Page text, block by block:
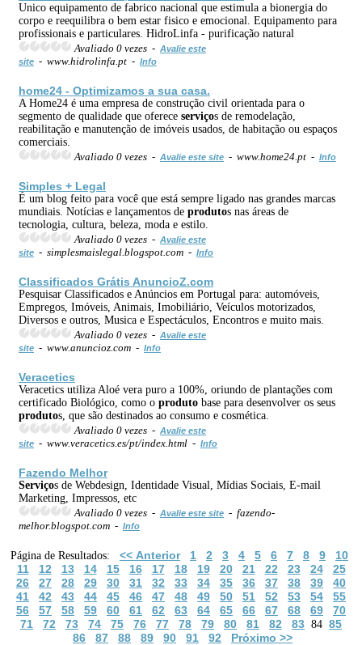
Unico equipamento de fabrico nacional que estimula a bionergia do
corpo e reequilibra o bem estar fisico e emocional. Equipamento para
profissionais e particulares. HidroLinfa - purificação natural
Avaliado 0 vezes - Avalie este
site - www.hidrolinfa.pt - Info
home24 - Optimizamos a sua casa.
A Home24 é uma empresa de construção civil orientada para o
segmento de qualidade que oferece serviços de remodelação,
reabilitação e manutenção de imóveis usados, de habitação ou espaços
comerciais.
Avaliado 0 vezes - Avalie este site - www.home24.pt - Info
Simples + Legal
É um blog feito para você que está sempre ligado nas grandes marcas
mundiais. Notícias e lançamentos de produtos nas áreas de
tecnologia, cultura, beleza, moda e estilo.
Avaliado 0 vezes - Avalie este
site - simplesmaislegal.blogspot.com - Info
Classificados Grátis AnuncioZ.com
Pesquisar Classificados e Anúncios em Portugal para: automóveis,
Empregos, Imóveis, Animais, Imobiliário, Veículos motorizados,
Diversos e outros, Musica e Espectáculos, Encontros e muito mais.
Avaliado 0 vezes - Avalie este
site - www.anuncioz.com - Info
Veracetics
Veracetics utiliza Aloé vera puro a 100%, oriundo de plantações com
certificado Biológico, como o produto base para desenvolver os seus
produtos, que são destinados ao consumo e cosmética.
Avaliado 0 vezes - Avalie este
site - www.veracetics.es/pt/index.html - Info
Fazendo Melhor
Serviços de Webdesign, Identidade Visual, Mídias Sociais, E-mail
Marketing, Impressos, etc
Avaliado 0 vezes - Avalie este site - fazendo-
melhor.blogspot.com - Info
Página de Resultados: << Anterior 1 2 3 4 5 6 7 8 9
10
11
12 13 14 15 16 17 18 19 20 21 22 23 24
25
26
27 28 29 30 31 32 33 34 35 36 37 38 39
40
41
42 43 44 45 46 47 48 49 50 51 52 53 54
55
56
57 58 59 60 61 62 63 64 65 66 67 68 69
70
71
72 73 74 75 76 77 78 79 80 81 82 83 84 85
86
87 88 89 90 91 92 Próximo >>